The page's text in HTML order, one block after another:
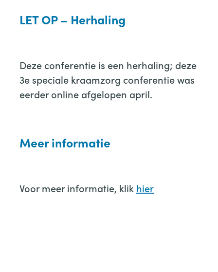
LET OP – Herhaling
Deze conferentie is een herhaling; deze
3e speciale kraamzorg conferentie was
eerder online afgelopen april.
Meer informatie
Voor meer informatie, klik hier